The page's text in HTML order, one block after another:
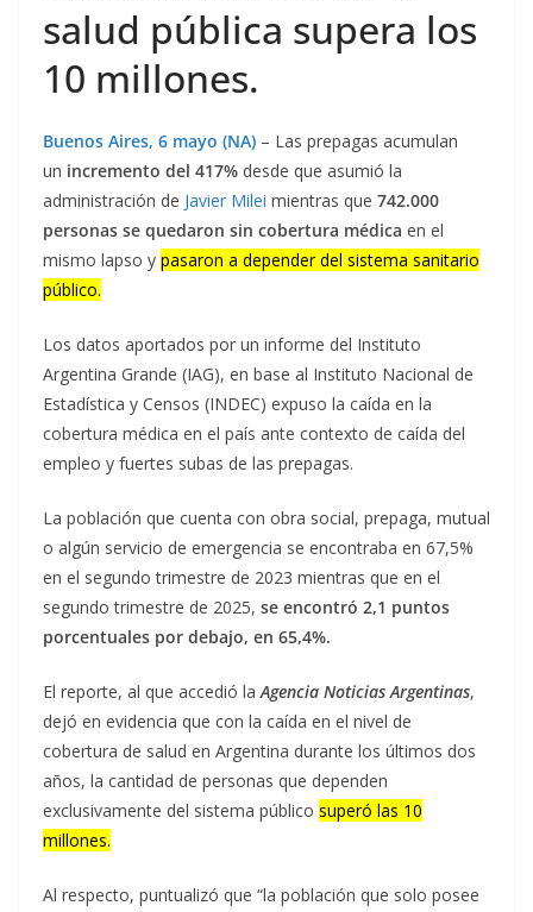
salud pública supera los
10 millones.
Buenos Aires, 6 mayo (NA) – Las prepagas acumulan
un incremento del 417% desde que asumió la
administración de Javier Milei mientras que 742.000
personas se quedaron sin cobertura médica en el
mismo lapso y pasaron a depender del sistema sanitario
público.
Los datos aportados por un informe del Instituto
Argentina Grande (IAG), en base al Instituto Nacional de
Estadística y Censos (INDEC) expuso la caída en la
cobertura médica en el país ante contexto de caída del
empleo y fuertes subas de las prepagas.
La población que cuenta con obra social, prepaga, mutual
o algún servicio de emergencia se encontraba en 67,5%
en el segundo trimestre de 2023 mientras que en el
segundo trimestre de 2025, se encontró 2,1 puntos
porcentuales por debajo, en 65,4%.
El reporte, al que accedió laAgencia Noticias Argentinas,
dejó en evidencia que con la caída en el nivel de
cobertura de salud en Argentina durante los últimos dos
años, la cantidad de personas que dependen
exclusivamente del sistema público superó las 10
millones.
Al respecto, puntualizó que “la población que solo posee